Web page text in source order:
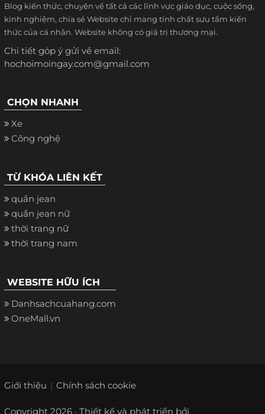
Blog kiến thức, chuyên về tất cả các lĩnh vực giáo dục, cuộc sống,
kinh nghiệm, chia sẻ Website chỉ mang tính chất sưu tầm kiến
thức của cá nhân. Website không có giá trị thương mại.
Chi tiết góp ý gửi về email:
hochoimoingay.com@gmail.com
CHỌN NHANH
Xe
Công nghệ
TỪ KHÓA LIÊN KẾT
quần jean
quần jean nữ
thời trang nữ
thời trang nam
WEBSITE HỮU ÍCH
Danhsachcuahang.com
OneMall.vn
Giới thiệu Chính sách cookie
Copyright 2026 · Thiết kế và phát triển bởi